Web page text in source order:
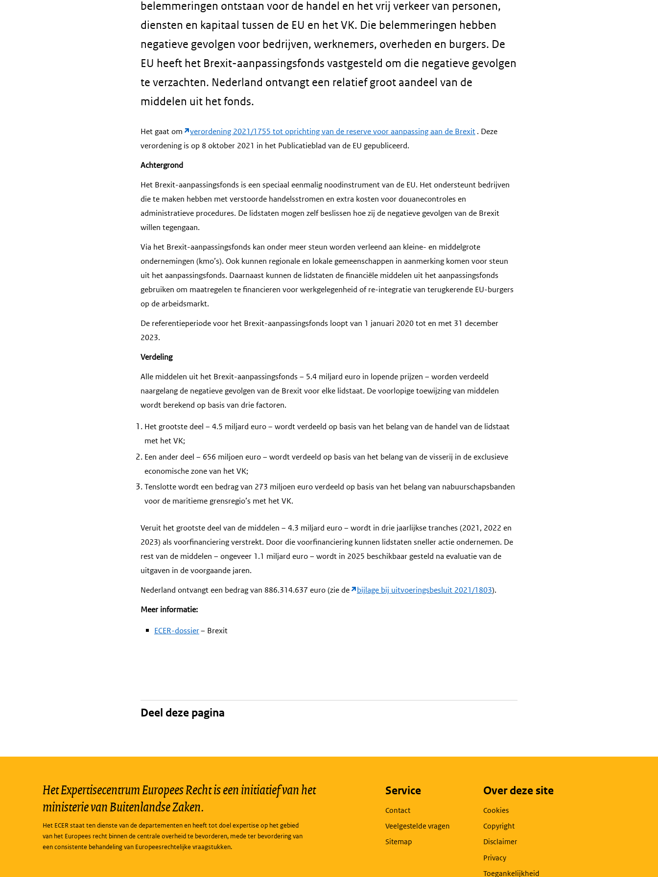
belemmeringen ontstaan voor de handel en het vrij verkeer van personen,
diensten en kapitaal tussen de EU en het VK. Die belemmeringen hebben
negatieve gevolgen voor bedrijven, werknemers, overheden en burgers. De
EU heeft het Brexit-aanpassingsfonds vastgesteld om die negatieve gevolgen
te verzachten. Nederland ontvangt een relatief groot aandeel van de
middelen uit het fonds.
Het gaat om verordening 2021/1755 tot oprichting van de reserve voor aanpassing aan de Brexit. Deze
verordening is op 8 oktober 2021 in het Publicatieblad van de EU gepubliceerd.
Achtergrond
Het Brexit-aanpassingsfonds is een speciaal eenmalig noodinstrument van de EU. Het ondersteunt bedrijven
die te maken hebben met verstoorde handelsstromen en extra kosten voor douanecontroles en
administratieve procedures. De lidstaten mogen zelf beslissen hoe zij de negatieve gevolgen van de Brexit
willen tegengaan.
Via het Brexit-aanpassingsfonds kan onder meer steun worden verleend aan kleine- en middelgrote
ondernemingen (kmo’s). Ook kunnen regionale en lokale gemeenschappen in aanmerking komen voor steun
uit het aanpassingsfonds. Daarnaast kunnen de lidstaten de financiële middelen uit het aanpassingsfonds
gebruiken om maatregelen te financieren voor werkgelegenheid of re-integratie van terugkerende EU-burgers
op de arbeidsmarkt.
De referentieperiode voor het Brexit-aanpassingsfonds loopt van 1 januari 2020 tot en met 31 december
2023.
Verdeling
Alle middelen uit het Brexit-aanpassingsfonds – 5.4 miljard euro in lopende prijzen – worden verdeeld
naargelang de negatieve gevolgen van de Brexit voor elke lidstaat. De voorlopige toewijzing van middelen
wordt berekend op basis van drie factoren.
Het grootste deel – 4.5 miljard euro – wordt verdeeld op basis van het belang van de handel van de lidstaat
met het VK;
Een ander deel – 656 miljoen euro – wordt verdeeld op basis van het belang van de visserij in de exclusieve
economische zone van het VK;
Tenslotte wordt een bedrag van 273 miljoen euro verdeeld op basis van het belang van nabuurschapsbanden
voor de maritieme grensregio’s met het VK.
Veruit het grootste deel van de middelen – 4.3 miljard euro – wordt in drie jaarlijkse tranches (2021, 2022 en
2023) als voorfinanciering verstrekt. Door die voorfinanciering kunnen lidstaten sneller actie ondernemen. De
rest van de middelen – ongeveer 1.1 miljard euro – wordt in 2025 beschikbaar gesteld na evaluatie van de
uitgaven in de voorgaande jaren.
Nederland ontvangt een bedrag van 886.314.637 euro (zie de
bijlage bij uitvoeringsbesluit 2021/1803).
Meer informatie:
ECER-dossier– Brexit
Deel deze pagina
Het Expertisecentrum Europees Recht is een initiatief van het
ministerie van Buitenlandse Zaken.
Het ECER staat ten dienste van de departementen en heeft tot doel expertise op het gebied
van het Europees recht binnen de centrale overheid te bevorderen, mede ter bevordering van
een consistente behandeling van Europeesrechtelijke vraagstukken.
Service
Contact
Veelgestelde vragen
Sitemap
Over deze site
Cookies
Copyright
Disclaimer
Privacy
Toegankelijkheid